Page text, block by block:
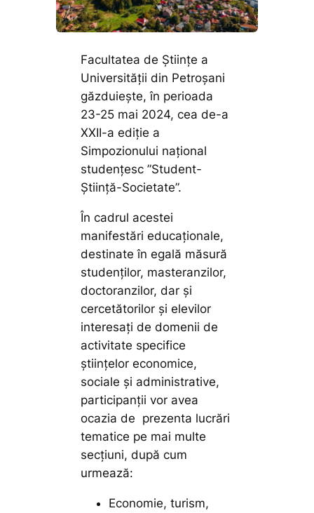
Facultatea de Științe a
Universității din Petroșani
găzduiește, în perioada
23-25 mai 2024, cea de-a
XXII-a ediție a
Simpozionului național
studențesc ”Student-
Știință-Societate”.
În cadrul acestei
manifestări educaționale,
destinate în egală măsură
studenților, masteranzilor,
doctoranzilor, dar și
cercetătorilor și elevilor
interesați de domenii de
activitate specifice
științelor economice,
sociale și administrative,
participanții vor avea
ocazia de prezenta lucrări
tematice pe mai multe
secțiuni, după cum
urmează:
Economie, turism,